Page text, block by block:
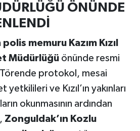
ÖNÜNDE
polis memuru Kazım Kızıl
Müdürlüğüönünde resmi
protokol, mesai
ve Kızıl’ın yakınları
okunmasının ardından
Zonguldak’ın Kozlu